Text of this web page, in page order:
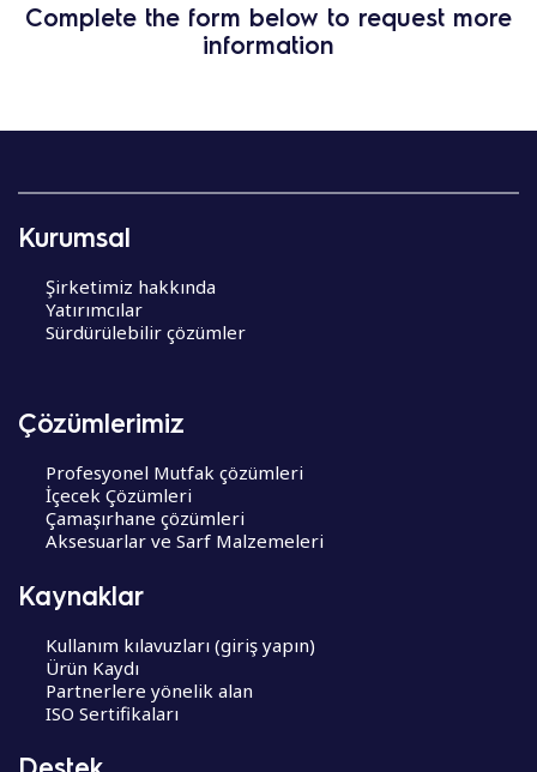
Complete the form below to request more
information
Kurumsal
Şirketimiz hakkında
Yatırımcılar
Sürdürülebilir çözümler
Çözümlerimiz
Profesyonel Mutfak çözümleri
İçecek Çözümleri
Çamaşırhane çözümleri
Aksesuarlar ve Sarf Malzemeleri
Kaynaklar
Kullanım kılavuzları (giriş yapın)
Ürün Kaydı
Partnerlere yönelik alan
ISO Sertifikaları